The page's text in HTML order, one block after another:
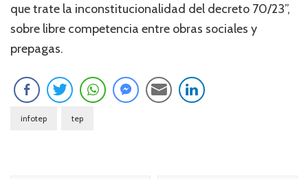
que trate la inconstitucionalidad del decreto 70/23”,
sobre libre competencia entre obras sociales y
prepagas.
infotep tep